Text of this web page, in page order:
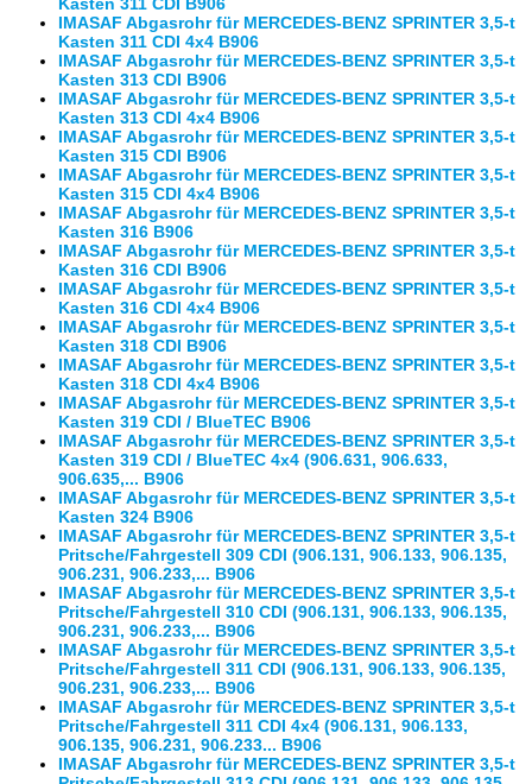
Kasten 311 CDI B906
IMASAF Abgasrohr für MERCEDES-BENZ SPRINTER 3,5-t
Kasten 311 CDI 4x4 B906
IMASAF Abgasrohr für MERCEDES-BENZ SPRINTER 3,5-t
Kasten 313 CDI B906
IMASAF Abgasrohr für MERCEDES-BENZ SPRINTER 3,5-t
Kasten 313 CDI 4x4 B906
IMASAF Abgasrohr für MERCEDES-BENZ SPRINTER 3,5-t
Kasten 315 CDI B906
IMASAF Abgasrohr für MERCEDES-BENZ SPRINTER 3,5-t
Kasten 315 CDI 4x4 B906
IMASAF Abgasrohr für MERCEDES-BENZ SPRINTER 3,5-t
Kasten 316 B906
IMASAF Abgasrohr für MERCEDES-BENZ SPRINTER 3,5-t
Kasten 316 CDI B906
IMASAF Abgasrohr für MERCEDES-BENZ SPRINTER 3,5-t
Kasten 316 CDI 4x4 B906
IMASAF Abgasrohr für MERCEDES-BENZ SPRINTER 3,5-t
Kasten 318 CDI B906
IMASAF Abgasrohr für MERCEDES-BENZ SPRINTER 3,5-t
Kasten 318 CDI 4x4 B906
IMASAF Abgasrohr für MERCEDES-BENZ SPRINTER 3,5-t
Kasten 319 CDI / BlueTEC B906
IMASAF Abgasrohr für MERCEDES-BENZ SPRINTER 3,5-t
Kasten 319 CDI / BlueTEC 4x4 (906.631, 906.633,
906.635,... B906
IMASAF Abgasrohr für MERCEDES-BENZ SPRINTER 3,5-t
Kasten 324 B906
IMASAF Abgasrohr für MERCEDES-BENZ SPRINTER 3,5-t
Pritsche/Fahrgestell 309 CDI (906.131, 906.133, 906.135,
906.231, 906.233,... B906
IMASAF Abgasrohr für MERCEDES-BENZ SPRINTER 3,5-t
Pritsche/Fahrgestell 310 CDI (906.131, 906.133, 906.135,
906.231, 906.233,... B906
IMASAF Abgasrohr für MERCEDES-BENZ SPRINTER 3,5-t
Pritsche/Fahrgestell 311 CDI (906.131, 906.133, 906.135,
906.231, 906.233,... B906
IMASAF Abgasrohr für MERCEDES-BENZ SPRINTER 3,5-t
Pritsche/Fahrgestell 311 CDI 4x4 (906.131, 906.133,
906.135, 906.231, 906.233... B906
IMASAF Abgasrohr für MERCEDES-BENZ SPRINTER 3,5-t